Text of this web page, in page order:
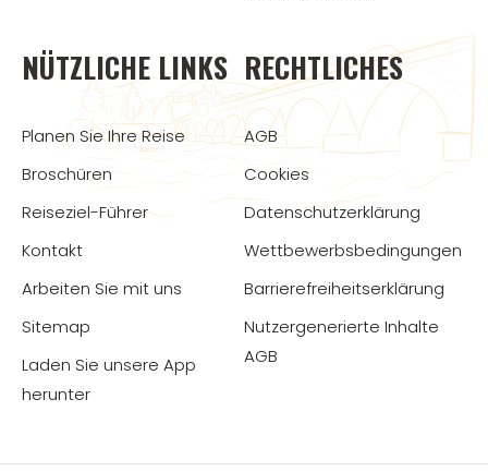
NÜTZLICHE LINKS
Planen Sie Ihre Reise
Broschüren
Reiseziel-Führer
Kontakt
Arbeiten Sie mit uns
Sitemap
Laden Sie unsere App
herunter
RECHTLICHES
AGB
Cookies
Datenschutzerklärung
Wettbewerbsbedingungen
Barrierefreiheitserklärung
Nutzergenerierte Inhalte
AGB